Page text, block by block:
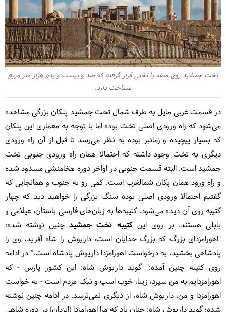
تخت جمشید روی صفه‌ یا تختی قرار گرفته که صد و بیست و پنج هزار متر مربع
مساحت دارد.
در قسمت غربی مایل به طرف شمال تخت جمشید پلکان بزرگی مشاهده
می‌شود که راه ورودی اصلی تخت بوده اما با توجه به معماری این پلکان
که بسیار پیچیده و زمانبر بوده به نظر می‌رسد تا قبل از آن راه ورودی
دیگری به تخت وجود داشته که احتمالا همان راه ورودی جنوبی تخت
جمشید است. البته قسمت جنوبی در اواخر دوره هخامنشی مسدود شده
و راه ورود همان پکان شمالغرب است. کمی رو به جنوب و همانجایی که
گفتیم احتمالا ورودی اصلی بوده سنگ بزرگی را خواهید دید که چهار
کتیبه روی آن دیده می‌شود. کتیبه‌ها به زبان‌های فارسی باستان، عیلامی و
بابلی هستند. بر روی اینکتیبه تخت جمشیدچنین نوشته شده:
"اهورامزدای بزرگ که بزرگ خدایان است، داریوش را شاه آفرید، وی را
پادشاهی بخشید، به درخواست اهورامزدا داریوش پادشاه است." در ادامه
روی کتیبه چنین آمده:" گوید داریوش شاه: این کشور پارس - که
اهورامزدایم به من سپرد، زیبا، خوب اسپ و نیک مردم است - به خواست
اهورامزدا و من، داریوش شاه، از دیگری نمی‌ترسد. در ادامه چنین نوشته